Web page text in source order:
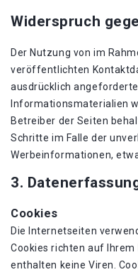
Widerspruch
Der Nutzung von im
veröffentlichten
ausdrücklich
Informationsmaterialien
Betreiber der Seiten
Schritte im Falle der
Werbeinformationen,
3.
Cookies
Die Internetseiten
Cookies richten auf Ihrem
enthalten keine Viren.